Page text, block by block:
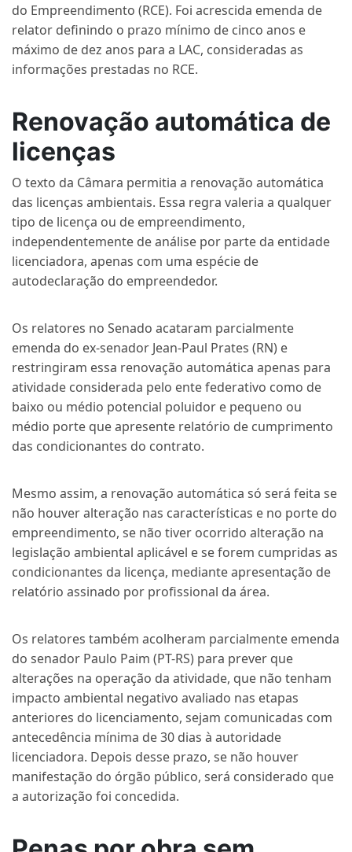
do Empreendimento (RCE). Foi acrescida emenda de
relator definindo o prazo mínimo de cinco anos e
máximo de dez anos para a LAC, consideradas as
informações prestadas no RCE.
Renovação automática de
licenças
O texto da Câmara permitia a renovação automática
das licenças ambientais. Essa regra valeria a qualquer
tipo de licença ou de empreendimento,
independentemente de análise por parte da entidade
licenciadora, apenas com uma espécie de
autodeclaração do empreendedor.
Os relatores no Senado acataram parcialmente
emenda do ex-senador Jean-Paul Prates (RN) e
restringiram essa renovação automática apenas para
atividade considerada pelo ente federativo como de
baixo ou médio potencial poluidor e pequeno ou
médio porte que apresente relatório de cumprimento
das condicionantes do contrato.
Mesmo assim, a renovação automática só será feita se
não houver alteração nas características e no porte do
empreendimento, se não tiver ocorrido alteração na
legislação ambiental aplicável e se forem cumpridas as
condicionantes da licença, mediante apresentação de
relatório assinado por profissional da área.
Os relatores também acolheram parcialmente emenda
do senador Paulo Paim (PT-RS) para prever que
alterações na operação da atividade, que não tenham
impacto ambiental negativo avaliado nas etapas
anteriores do licenciamento, sejam comunicadas com
antecedência mínima de 30 dias à autoridade
licenciadora. Depois desse prazo, se não houver
manifestação do órgão público, será considerado que
a autorização foi concedida.